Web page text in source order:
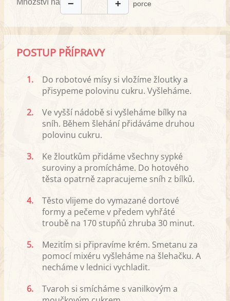
Množství na − + porce
POSTUP PŘÍPRAVY
1.
Do robotové mísy si vložíme žloutky a
přisypeme polovinu cukru. Vyšleháme.
2.
Ve vyšší nádobě si vyšleháme bílky na
sníh. Během šlehání přidáváme druhou
polovinu cukru.
3.
Ke žloutkům přidáme všechny sypké
suroviny a promícháme. Do hotového
těsta opatrně zapracujeme sníh z bílků.
4.
Těsto vlijeme do vymazané dortové
formy a pečeme v předem vyhřáté
troubě na 170 stupňů zhruba 30 minut.
5.
Mezitím si připravíme krém. Smetanu za
pomocí mixéru vyšleháme na šlehačku. A
necháme v lednici vychladit.
6.
Tvaroh si smícháme s vanilkovým a